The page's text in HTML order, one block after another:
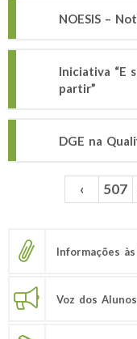
NOESIS –
Iniciativa “E
partir”
DGE na
Páginas ‹ 507
Informações às
Voz dos Alunos